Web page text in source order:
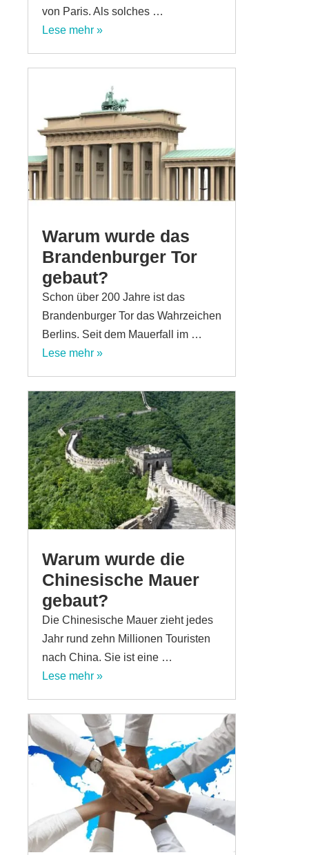
von Paris. Als solches …
Lese mehr »
Warum wurde das
Brandenburger Tor
gebaut?
Schon über 200 Jahre ist das
Brandenburger Tor das Wahrzeichen
Berlins. Seit dem Mauerfall im …
Lese mehr »
Warum wurde die
Chinesische Mauer
gebaut?
Die Chinesische Mauer zieht jedes
Jahr rund zehn Millionen Touristen
nach China. Sie ist eine …
Lese mehr »